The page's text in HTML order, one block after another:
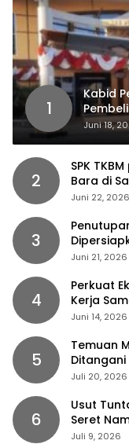
1
Kabid
Juni 18,
2
SPK
Bara di
Juni 22, 2026
3
Juni 21, 2026
4
Perkuat
Kerja
Juni 14, 2026
5
Temuan
Juli 20, 2026
6
Usut
Seret
Juli 9, 2026